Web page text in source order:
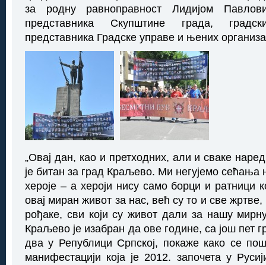
за родну равноправност Лидијом
представника Скупштине града,
представника Градске управе и њених
„Овај дан, као и претходних, али и сваке
је битан за град Краљево. Ми негујемо сећања
хероје – а хероји нису само борци и ратници
овај миран живот за нас, већ су то и све
рођаке, сви који су живот дали за нашу
Краљево је изабран да ове године, са још пет
два у Републици Српској, покаже како се
манифестацији која је 2012. започета у